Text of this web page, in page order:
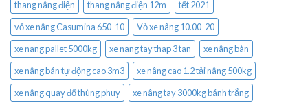
thang nâng điện
thang nâng điện 12m
tết 2021
vỏ xe nâng Casumina 650-10
Vỏ xe nâng 10.00-20
xe nang pallet 5000kg
xe nang tay thap 3 tan
xe nâng bàn
xe nâng bán tự động cao 3m3
xe nâng cao 1.2 tải nâng 500kg
xe nâng quay đổ thùng phuy
xe nâng tay 3000kg bánh trắng